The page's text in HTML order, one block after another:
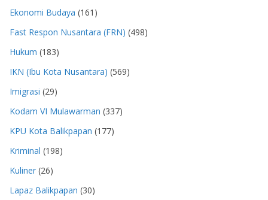
Ekonomi Budaya (161)
Fast Respon Nusantara (FRN) (498)
Hukum (183)
IKN (Ibu Kota Nusantara) (569)
Imigrasi (29)
Kodam VI Mulawarman (337)
KPU Kota Balikpapan (177)
Kriminal (198)
Kuliner (26)
Lapaz Balikpapan (30)